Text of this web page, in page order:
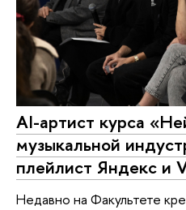
AI-артист курса
музыкальной
плейлист Яндекс и
Недавно на Факультете